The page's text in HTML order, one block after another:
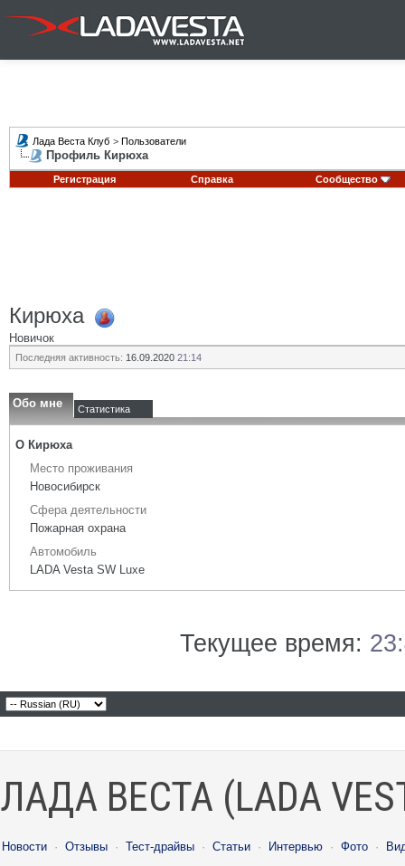
Лада Веста Клуб > Пользователи
Профиль Кирюха
Регистрация Справка Сообщество
Кирюха
Новичок
Последняя активность: 16.09.2020 21:14
Обо мне Статистика
О Кирюха
Место проживания
Новосибирск
Сфера деятельности
Пожарная охрана
Автомобиль
LADA Vesta SW Luxe
Текущее время:
ЛАДА ВЕСТА (LADA
Новости · Отзывы · Тест-драйвы · Статьи · Интервью · Фото ·